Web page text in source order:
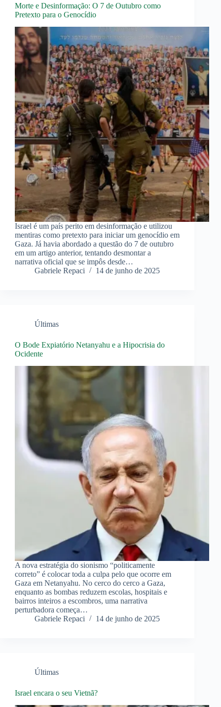
Morte e Desinformação: O 7 de Outubro como
Pretexto para o Genocídio
Israel é um país perito em desinformação e utilizou
mentiras como pretexto para iniciar um genocídio em
Gaza. Já havia abordado a questão do 7 de outubro
em um artigo anterior, tentando desmontar a
narrativa oficial que se impôs desde…
Gabriele Repaci
14 de junho de 2025
Últimas
O Bode Expiatório Netanyahu e a Hipocrisia do
Ocidente
A nova estratégia do sionismo “politicamente
correto” é colocar toda a culpa pelo que ocorre em
Gaza em Netanyahu. No cerco do cerco a Gaza,
enquanto as bombas reduzem escolas, hospitais e
bairros inteiros a escombros, uma narrativa
perturbadora começa…
Gabriele Repaci
14 de junho de 2025
Últimas
Israel encara o seu Vietnã?